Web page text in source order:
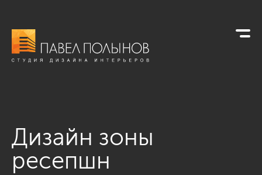
Дизайн зоны
ресепшн